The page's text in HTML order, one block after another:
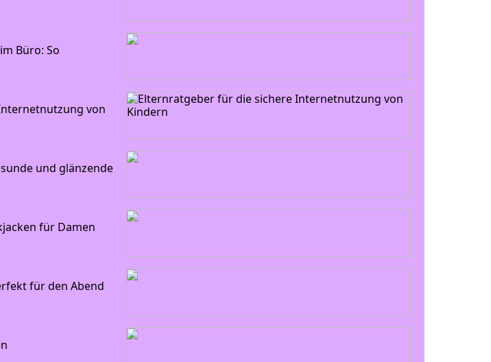
Büro: So
von
und glänzende
für Damen
für den Abend